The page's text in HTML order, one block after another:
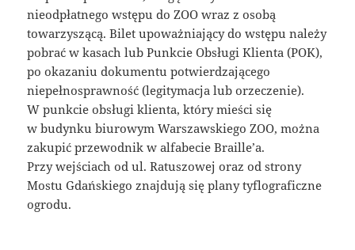
nieodpłatnego wstępu do ZOO wraz z osobą
towarzyszącą. Bilet upoważniający do wstępu należy
pobrać w kasach lub Punkcie Obsługi Klienta (POK),
po okazaniu dokumentu potwierdzającego
niepełnosprawność (legitymacja lub orzeczenie).
W punkcie obsługi klienta, który mieści się
w budynku biurowym Warszawskiego ZOO, można
zakupić przewodnik w alfabecie Braille’a.
Przy wejściach od ul. Ratuszowej oraz od strony
Mostu Gdańskiego znajdują się plany tyflograficzne
ogrodu.